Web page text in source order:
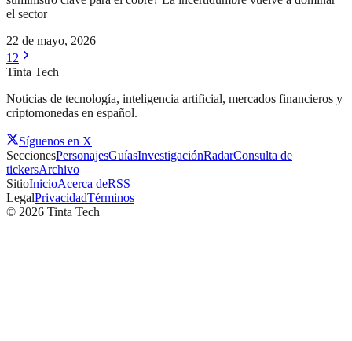
el sector
22 de mayo, 2026
1 2
Tinta Tech
Noticias de tecnología, inteligencia artificial, mercados financieros y
criptomonedas en español.
Síguenos en X
SeccionesPersonajesGuíasInvestigaciónRadarConsulta de
tickersArchivo
SitioInicioAcerca deRSS
LegalPrivacidadTérminos
© 2026 Tinta Tech